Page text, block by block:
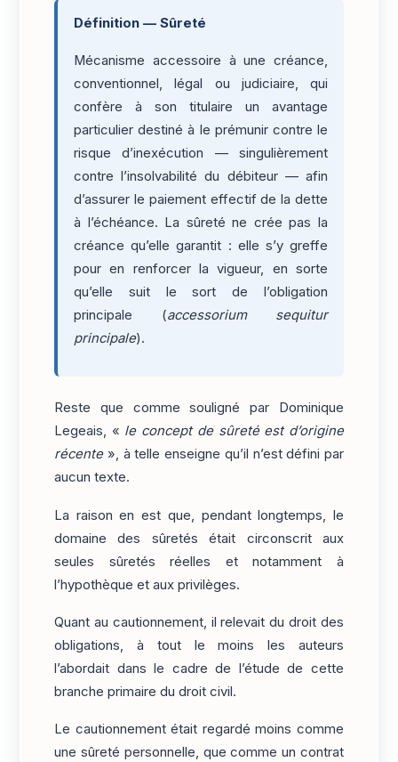
Définition — Sûreté
Mécanisme accessoire à une créance,
conventionnel, légal ou judiciaire, qui
confère à son titulaire un avantage
particulier destiné à le prémunir contre le
risque d’inexécution — singulièrement
contre l’insolvabilité du débiteur — afin
d’assurer le paiement effectif de la dette
à l’échéance. La sûreté ne crée pas la
créance qu’elle garantit : elle s’y greffe
pour en renforcer la vigueur, en sorte
qu’elle suit le sort de l’obligation
principale (accessorium sequitur
principale).
Reste que comme souligné par Dominique
Legeais, « le concept de sûreté est d’origine
récente», à telle enseigne qu’il n’est défini par
aucun texte.
La raison en est que, pendant longtemps, le
domaine des sûretés était circonscrit aux
seules sûretés réelles et notamment à
l’hypothèque et aux privilèges.
Quant au cautionnement, il relevait du droit des
obligations, à tout le moins les auteurs
l’abordait dans le cadre de l’étude de cette
branche primaire du droit civil.
Le cautionnement était regardé moins comme
une sûreté personnelle, que comme un contrat